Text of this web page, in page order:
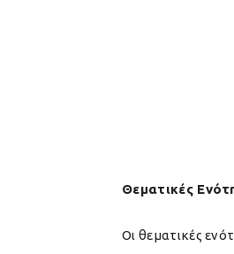
Θεματικές
Οι θεματικές